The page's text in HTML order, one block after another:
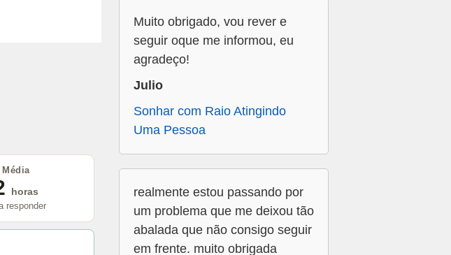
Média
horas
responder
Muito obrigado, vou rever e
seguir oque me informou, eu
agradeço!
Julio
Sonhar com Raio Atingindo
Uma Pessoa
realmente estou passando por
um problema que me deixou tão
abalada que não consigo seguir
em frente. muito obrigada